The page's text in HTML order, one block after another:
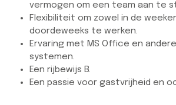
vermogen om een team aan te
Flexibiliteit om zowel in de
doordeweeks te werken.
Ervaring met MS Office en
systemen.
Een rijbewijs B.
Een passie voor gastvrijheid en